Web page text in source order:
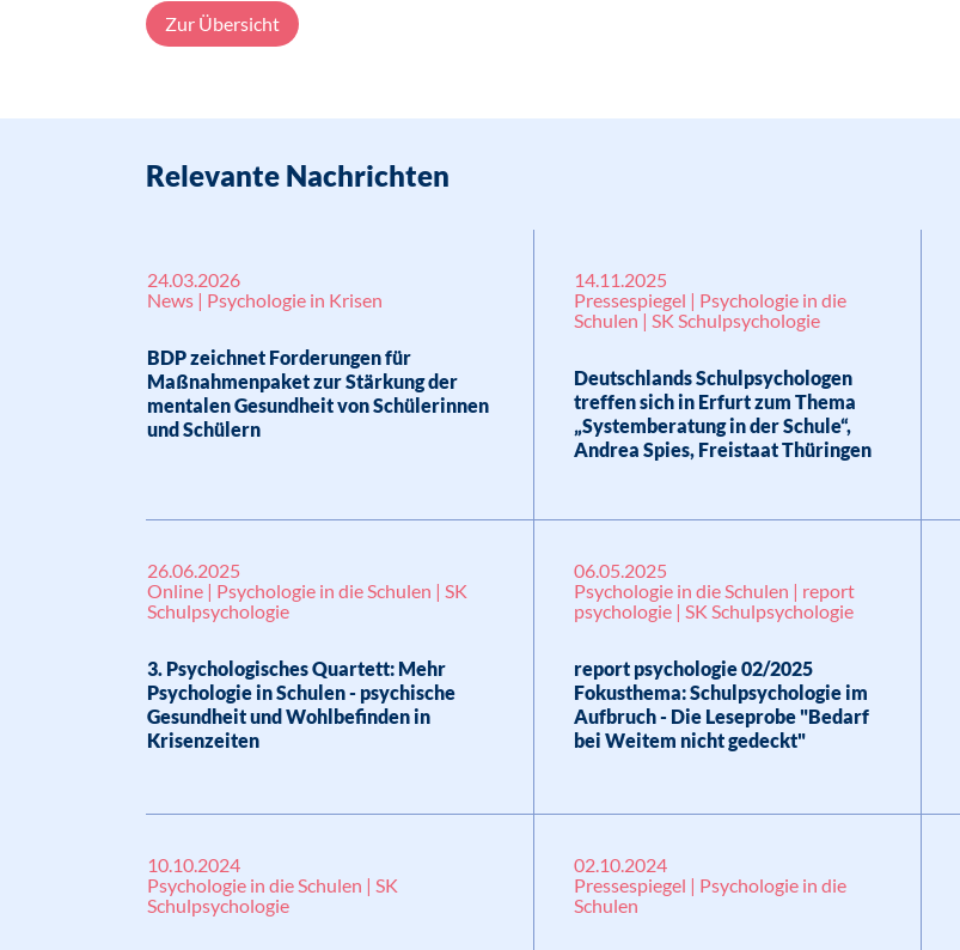
Zur Übersicht
Relevante Nachrichten
24.03.2026
News | Psychologie in Krisen
BDP zeichnet Forderungen für
Maßnahmenpaket zur Stärkung der
mentalen Gesundheit von Schülerinnen
und Schülern
14.11.2025
Pressespiegel | Psychologie in die
Schulen | SK Schulpsychologie
Deutschlands Schulpsychologen
treffen sich in Erfurt zum Thema
„Systemberatung in der Schule“,
Andrea Spies, Freistaat Thüringen
26.06.2025
Online | Psychologie in die Schulen | SK
Schulpsychologie
3. Psychologisches Quartett: Mehr
Psychologie in Schulen - psychische
Gesundheit und Wohlbefinden in
Krisenzeiten
06.05.2025
Psychologie in die Schulen | report
psychologie | SK Schulpsychologie
report psychologie 02/2025
Fokusthema: Schulpsychologie im
Aufbruch - Die Leseprobe "Bedarf
bei Weitem nicht gedeckt"
10.10.2024
Psychologie in die Schulen | SK
Schulpsychologie
02.10.2024
Pressespiegel | Psychologie in die
Schulen